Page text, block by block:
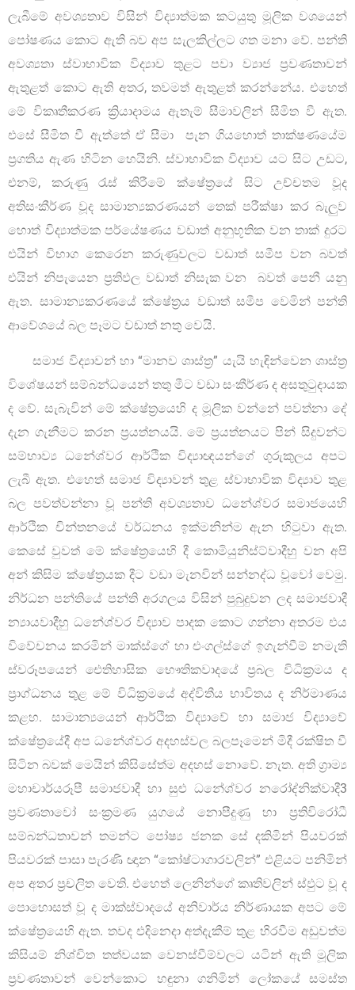
ලැබීමේ අවශ්‍යතාව විසින් විද්‍යාත්මක කටයුතු මූලික වශයෙන්
පෝෂණය කොට ඇති බව අප සැලකිල්ලට ගත මනා වේ. පන්ති
අවශ්‍යතා ස්වාභාවික විද්‍යාව තුළට පවා ව්‍යාජ ප්‍රවණතාවන්
ඇතුළත් කොට ඇති අතර, තවමත් ඇතුළත් කරන්නේය. එහෙත්
මේ විකෘතීකරණ ක්‍රියාදාමය ඇතැම් සීමාවලින් සීමිත වී ඇත.
එසේ සීමිත වී ඇත්තේ ඒ සීමා පැන ගියහොත් තාක්ෂණයේම
ප්‍රගතිය ඇණ හිටින හෙයිනි. ස්වාභාවික විද්‍යාව යට සිට උඩට,
එනම්, කරුණු රැස් කිරීමේ ක්ෂේත්‍රයේ සිට උච්චතම වූද
අතිසංකීර්ණ වූද සාමාන්‍යකරණයන් තෙක් පරීක්ෂා කර බැලුව
හොත් විද්‍යාත්මක පර්යේෂණය වඩාත් අනුභූතික වන තාක් දුරට
එයින් විභාග කෙරෙන කරුණුවලට වඩාත් සමීප වන බවත්
එයින් නිපැයෙන ප්‍රතිඵල වඩාත් නිසැක වන බවත් පෙනී යනු
ඇත. සාමාන්‍යකරණයේ ක්ෂේත්‍රය වඩාත් සමීප වෙමින් පන්ති
ආවේශයේ බල පෑමට වඩාත් නතු වෙයි.
සමාජ විද්‍යාවන් හා “මානව ශාස්ත්‍ර” යැයි හැඳින්වෙන ශාස්ත්‍ර
විශේෂයන් සම්බන්ධයෙන් තතු මීට වඩා සංකීර්ණ ද අසතුටුදායක
ද වේ. සැබැවින් මේ ක්ෂේත්‍රයෙහි ද මූලික වන්නේ පවත්නා දේ
දැන ගැනීමට කරන ප්‍රයත්නයයි. මේ ප්‍රයත්නයට පින් සිදුවන්ට
සම්භාව්‍ය ධනේශ්වර ආර්ථික විද්‍යාඥයන්ගේ ගුරුකුලය අපට
ලැබී ඇත. එහෙත් සමාජ විද්‍යාවන් තුළ ස්වාභාවික විද්‍යාව තුළ
බල පවත්වන්නා වූ පන්ති අවශ්‍යතාව ධනේශ්වර සමාජයෙහි
ආර්ථික චින්තනයේ වර්ධනය ඉක්මනින්ම ඇන හිටුවා ඇත.
කෙසේ වුවත් මේ ක්ෂේත්‍රයෙහි දී කොමියුනිස්ට්වාදීහු වන අපි
අන් කිසිම ක්ෂේත්‍රයක දීට වඩා මැනවින් සන්නද්ධ වූවෝ වෙමු.
නිර්ධන පන්තියේ පන්ති අරගලය විසින් පුබුදුවන ලද සමාජවාදී
න්‍යායවාදීහු ධනේශ්වර විද්‍යාව පාදක කොට ගන්නා අතරම එය
විවේචනය කරමින් මාක්ස්ගේ හා එංගල්ස්ගේ ඉගැන්වීම් නමැති
ස්වරූපයෙන් ඓතිහාසික භෞතිකවාදයේ ප්‍රබල විධික්‍රමය ද
ප්‍රාග්ධනය තුළ මේ විධික්‍රමයේ අද්විතීය භාවිතය ද නිර්මාණය
කළහ. සාමාන්‍යයෙන් ආර්ථික විද්‍යාවේ හා සමාජ විද්‍යාවේ
ක්ෂේත්‍රයේදී අප ධනේශ්වර අදහස්වල බලපෑමෙන් මිදී රක්ෂිත වී
සිටින බවක් මෙයින් කිසිසේත්ම අදහස් නොවේ. නැත. අති ග්‍රාම්‍ය
මහාචාර්යරූපී සමාජවාදී හා සුළු ධනේශ්වර නරෝද්නික්වාදී3
ප්‍රවණතාවෝ සංක්‍රමණ යුගයේ නොපීදුණු හා ප්‍රතිවිරෝධී
සම්බන්ධතාවන් තමන්ට පෝෂ්‍ය ජනක සේ දකිමින් පියවරක්
පියවරක් පාසා පැරණි ඥාන “කෝෂ්ටාගාරවලින්” එළියට පනිමින්
අප අතර ප්‍රචලිත වෙති. එහෙත් ලෙනින්ගේ කෘතිවලින් ස්ඵුට වූ ද
පොහොසත් වූ ද මාක්ස්වාදයේ අනිවාර්ය නිර්ණායක අපට මේ
ක්ෂේත්‍රයෙහි ඇත. තවද එදිනෙදා අත්දැකීම් තුළ හිරවීම අඩුවත්ම
කිසියම් නිශ්චිත තත්වයක වෙනස්වීම්වලට යටින් ඇති මූලික
ප්‍රවණතාවන් වෙන්කොට හඳුනා ගනිමින් ලෝකයේ සමස්ත